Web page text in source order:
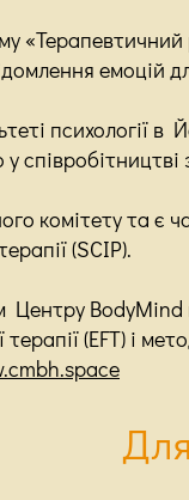
«Терапевтичний
емоцій
психології в
у
комітету та є
(SCIP).
BodyMind
(EFT) і